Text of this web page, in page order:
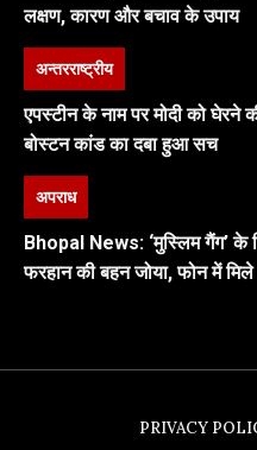
लक्षण, कारण और बचाव के उपाय
अन्तरराष्ट्रीय
एपस्टीन के नाम पर मोदी को घेरने
बोस्टन कांड का दबा हुआ सच
अपराध
Bhopal News: ‘मुस्लिम गैंग’ के
फरहान की बहन जोया, फोन में
PRIVACY